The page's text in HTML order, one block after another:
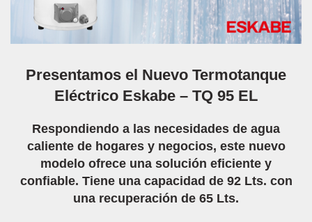
Presentamos el Nuevo Termotanque
Eléctrico Eskabe – TQ 95 EL
Respondiendo a las necesidades de agua
caliente de hogares y negocios, este nuevo
modelo ofrece una solución eficiente y
confiable. Tiene una capacidad de 92 Lts. con
una recuperación de 65 Lts.